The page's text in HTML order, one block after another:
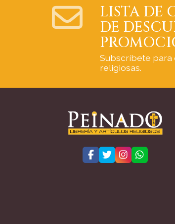
LISTA DE
DE
Subscríbete para
religiosas.